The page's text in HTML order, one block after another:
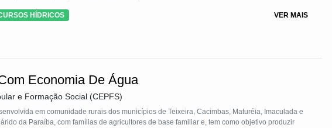
HÍDRICOS VER MAIS
Economia De Água
e Formação Social (CEPFS)
da Paraíba, com famílias de agricultores de base familiar e, tem como objetivo produzir